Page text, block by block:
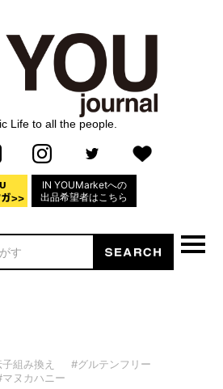
Life to all the people.
IN YOUMarketへの
出品希望者はこちら
組み換え
#グルテンフリー
ヌカハニー